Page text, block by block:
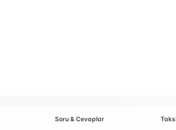
Soru & Cevaplar